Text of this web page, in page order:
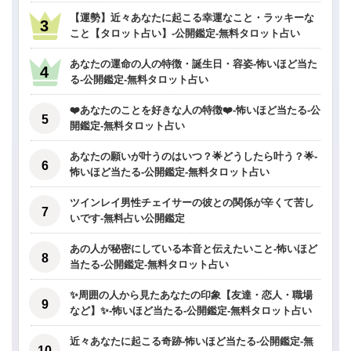
【運勢】近々あなたに起こる幸運なこと・ラッキーな
こと【タロット占い】-公開鑑定-無料タロット占い
あなたの運命の人の特徴・誕生日・容姿-怖いほど当た
る-公開鑑定-無料タロット占い
❤️あなたのことを好きな人の特徴❤️-怖いほど当たる-公
開鑑定-無料タロット占い
あなたの願いが叶うのはいつ？🌟どうしたら叶う？🌟-
怖いほど当たる-公開鑑定-無料タロット占い
ツインレイ男性チェイサーの彼との関係が辛くて苦し
いです-無料占い公開鑑定
あの人が秘密にしている本音と伝えたいこと-怖いほど
当たる-公開鑑定-無料タロット占い
✨周囲の人から見たあなたの印象【友達・恋人・職場
など】✨-怖いほど当たる-公開鑑定-無料タロット占い
近々あなたに起こる奇跡-怖いほど当たる-公開鑑定-無